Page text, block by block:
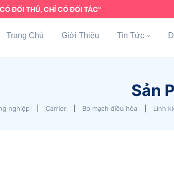
ĐỐI THỦ, CHỈ CÓ ĐỐI TÁC"
Trang Chủ Giới Thiệu Tin Tức
Sản
nghiệp Carrier Bo mạch điều hòa Linh